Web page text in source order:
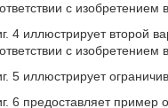
с изобретением
4 иллюстрирует второй
с изобретением
5 иллюстрирует
6 предоставляет пример